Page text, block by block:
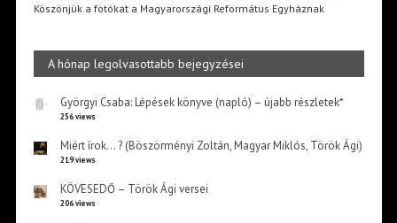
Köszönjük a fotókat a Magyarországi Református Egyháznak
A hónap legolvasottabb bejegyzései
Györgyi Csaba: Lépések könyve (napló) – újabb részletek*
256 views
Miért írok… ? (Böszörményi Zoltán, Magyar Miklós, Török Ági)
219 views
KÖVESEDŐ – Török Ági versei
206 views